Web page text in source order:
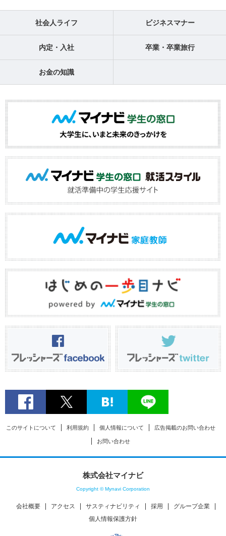
社会人ライフ ビジネスマナー
内定・入社 卒業・卒業旅行
お金の知識
このサイトについて 利用規約 個人情報について 広告掲載のお問い合わせ
お問い合わせ
株式会社マイナビ
Copyright © Mynavi Corporation
会社概要 アクセス サスティナビリティ 採用
グループ企業
個人情報保護方針